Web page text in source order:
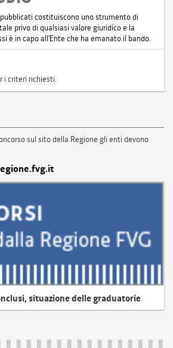
costituiscono uno strumento di
privo di qualsiasi valore giuridico e la
è in capo all'Ente che ha emanato il bando.
i criteri richiesti.
sul sito della Regione gli enti devono
situazione delle graduatorie